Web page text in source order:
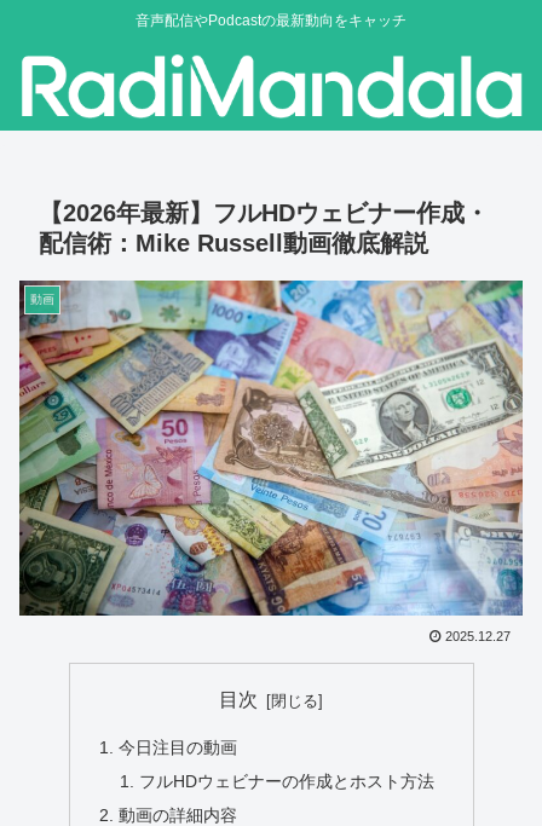
音声配信やPodcastの最新動向をキャッチ
【2026年最新】フルHDウェビナー作成・
配信術：Mike Russell動画徹底解説
動画
2025.12.27
目次
今日注目の動画
フルHDウェビナーの作成とホスト方法
動画の詳細内容